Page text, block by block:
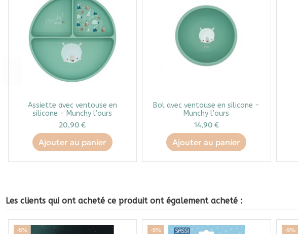
Assiette avec ventouse en
silicone - Munchy l’ours
20,90 €
Ajouter au panier
Bol avec ventouse en silicone -
Munchy l’ours
14,90 €
Ajouter au panier
Les clients qui ont acheté ce produit ont également acheté :
-5% -5% -5%